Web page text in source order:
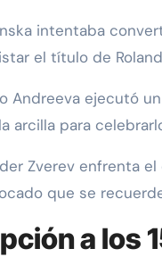
intentaba
el título de
Andreeva ejecutó
arcilla para
Zverev enfrenta
que se
a los